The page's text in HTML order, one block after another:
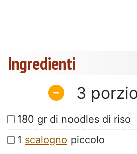
Ingredienti
3
180 gr di noodles di riso
1 scalogno piccolo